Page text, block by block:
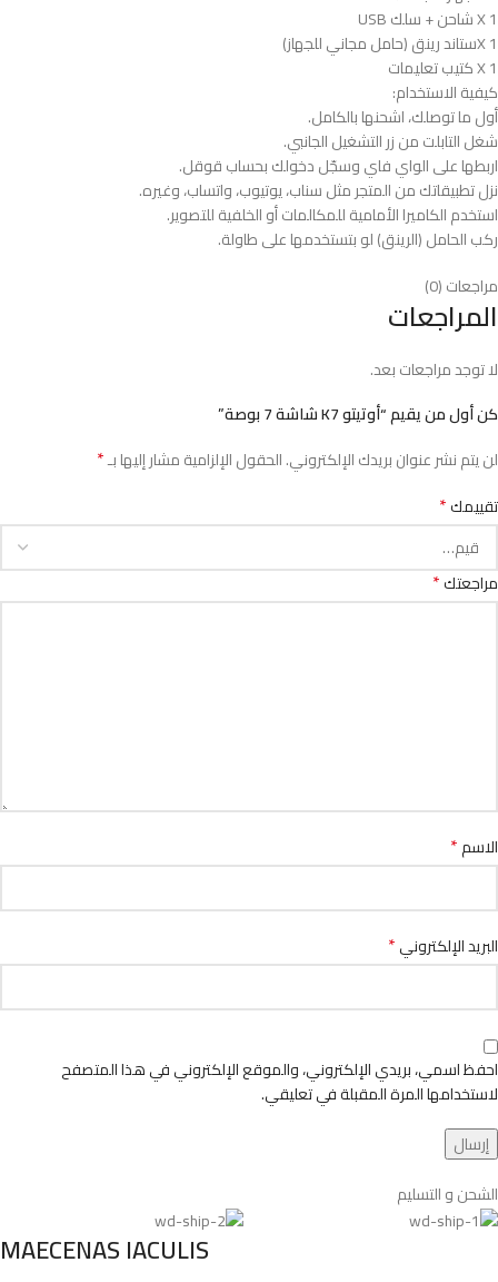
X 1 شاحن + سلك USB
X 1ستاند رينق (حامل مجاني للجهاز)
1 X كتيب تعليمات
كيفية الاستخدام:
أول ما توصلك، اشحنها بالكامل.
شغل التابلت من زر التشغيل الجانبي.
اربطها على الواي فاي وسجّل دخولك بحساب قوقل.
نزل تطبيقاتك من المتجر مثل سناب، يوتيوب، واتساب، وغيره.
استخدم الكاميرا الأمامية للمكالمات أو الخلفية للتصوير.
ركب الحامل (الرينق) لو بتستخدمها على طاولة.
مراجعات (0)
المراجعات
لا توجد مراجعات بعد.
كن أول من يقيم “أوتيتو K7 شاشة 7 بوصة”
لن يتم نشر عنوان بريدك الإلكتروني.الحقول الإلزامية مشار إليها بـ*
تقييمك*
مراجعتك*
الاسم*
البريد الإلكتروني*
احفظ اسمي، بريدي الإلكتروني، والموقع الإلكتروني في هذا المتصفح
لاستخدامها المرة المقبلة في تعليقي.
الشحن و التسليم
MAECENAS IACULIS